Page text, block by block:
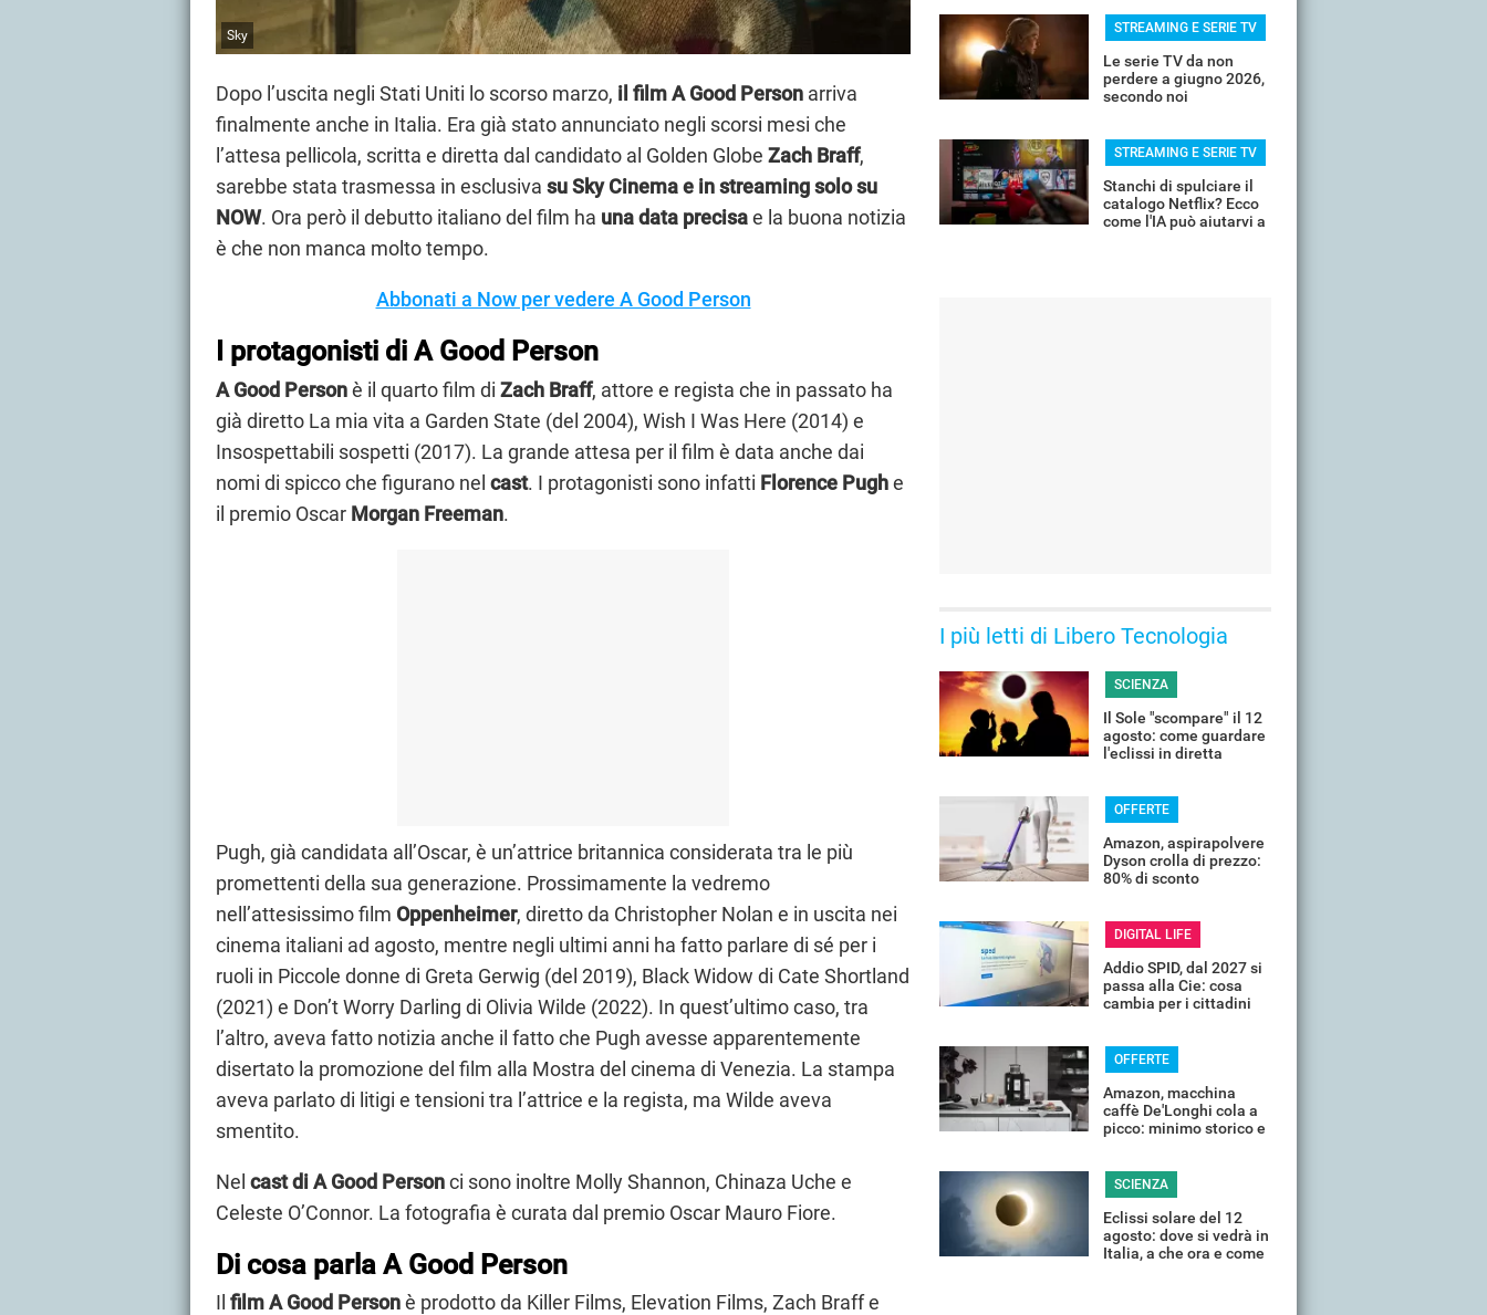
Sky
Dopo l’uscita negli Stati Uniti lo scorso marzo, il film A Good Person arriva
finalmente anche in Italia. Era già stato annunciato negli scorsi mesi che
l’attesa pellicola, scritta e diretta dal candidato al Golden Globe Zach Braff,
sarebbe stata trasmessa in esclusiva su Sky Cinema e in streaming solo su
NOW. Ora però il debutto italiano del film ha una data precisae la buona notizia
è che non manca molto tempo.
Abbonati a Now per vedere A Good Person
I protagonisti di A Good Person
A Good Personè il quarto film di Zach Braff, attore e regista che in passato ha
già diretto La mia vita a Garden State (del 2004), Wish I Was Here (2014) e
Insospettabili sospetti (2017). La grande attesa per il film è data anche dai
nomi di spicco che figurano nel cast. I protagonisti sono infatti Florence Pughe
il premio Oscar Morgan Freeman.
Pugh, già candidata all’Oscar, è un’attrice britannica considerata tra le più
promettenti della sua generazione. Prossimamente la vedremo
nell’attesissimo film Oppenheimer, diretto da Christopher Nolan e in uscita nei
cinema italiani ad agosto, mentre negli ultimi anni ha fatto parlare di sé per i
ruoli in Piccole donne di Greta Gerwig (del 2019), Black Widow di Cate Shortland
(2021) e Don’t Worry Darling di Olivia Wilde (2022). In quest’ultimo caso, tra
l’altro, aveva fatto notizia anche il fatto che Pugh avesse apparentemente
disertato la promozione del film alla Mostra del cinema di Venezia. La stampa
aveva parlato di litigi e tensioni tra l’attrice e la regista, ma Wilde aveva
smentito.
Nel cast di A Good Personci sono inoltre Molly Shannon, Chinaza Uche e
Celeste O’Connor. La fotografia è curata dal premio Oscar Mauro Fiore.
Di cosa parla A Good Person
Il film A Good Personè prodotto da Killer Films, Elevation Films, Zach Braff e
STREAMING E SERIE TV
Le serie TV da non
perdere a giugno 2026,
secondo noi
STREAMING E SERIE TV
Stanchi di spulciare il
catalogo Netflix? Ecco
come l'IA può aiutarvi a
I più letti di Libero Tecnologia
SCIENZA
Il Sole "scompare" il 12
agosto: come guardare
l'eclissi in diretta
OFFERTE
Amazon, aspirapolvere
Dyson crolla di prezzo:
80% di sconto
DIGITAL LIFE
Addio SPID, dal 2027 si
passa alla Cie: cosa
cambia per i cittadini
OFFERTE
Amazon, macchina
caffè De'Longhi cola a
picco: minimo storico e
SCIENZA
Eclissi solare del 12
agosto: dove si vedrà in
Italia, a che ora e come